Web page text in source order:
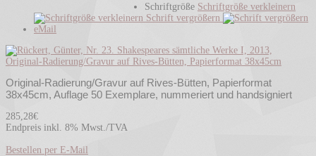
Schriftgröße Schriftgröße verkleinern
Schrift vergrößern
eMail
Original-Radierung/Gravur auf Rives-Bütten, Papierformat
38x45cm, Auflage 50 Exemplare, nummeriert und handsigniert
285,28€
Endpreis inkl. 8% Mwst./TVA
Bestellen per E-Mail